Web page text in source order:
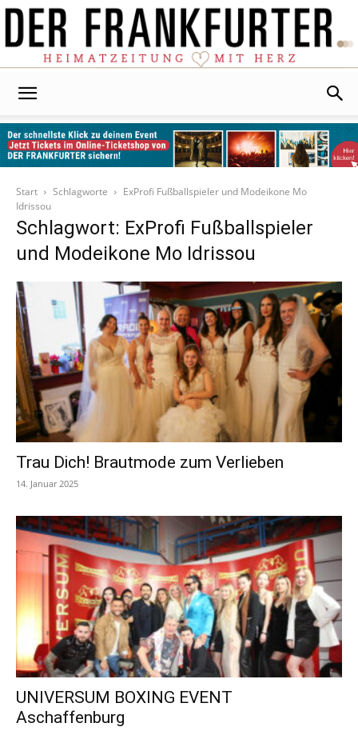
Start
Schlagworte
ExProfi Fußballspieler und Modeikone Mo
Idrissou
Schlagwort: ExProfi Fußballspieler
und Modeikone Mo Idrissou
Trau Dich! Brautmode zum Verlieben
14. Januar 2025
UNIVERSUM BOXING EVENT
Aschaffenburg